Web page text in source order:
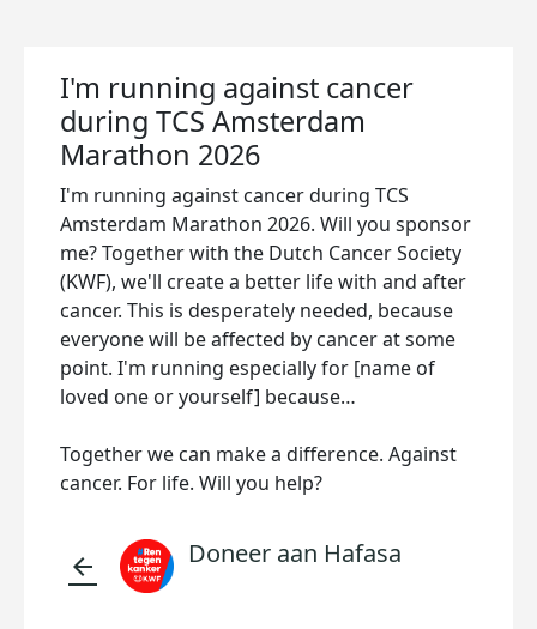
I'm running against cancer
during TCS Amsterdam
Marathon 2026
I'm running against cancer during TCS
Amsterdam Marathon 2026. Will you sponsor
me? Together with the Dutch Cancer Society
(KWF), we'll create a better life with and after
cancer. This is desperately needed, because
everyone will be affected by cancer at some
point. I'm running especially for [name of
loved one or yourself] because…
Together we can make a difference. Against
cancer. For life. Will you help?
arrow_back Doneer aan Hafasa